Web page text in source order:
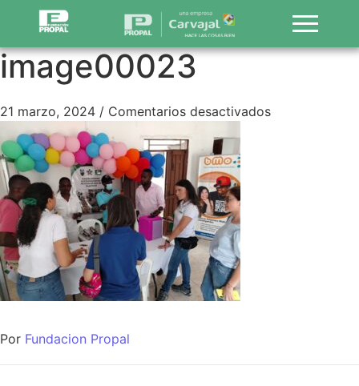
image00023
21 marzo, 2024 / Comentarios desactivados
Por Fundacion Propal